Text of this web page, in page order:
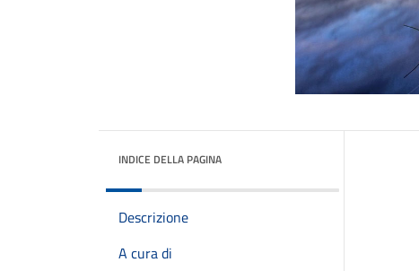
INDICE DELLA PAGINA
Descrizione
A cura di